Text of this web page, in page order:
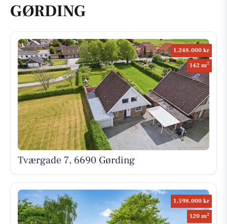
GØRDING
1.248.000 kr
142 m2
Tværgade 7, 6690 Gørding
1.598.000 kr
120 m2